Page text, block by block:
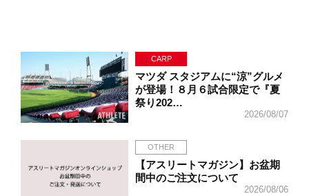
CARP
マツダ スタジアムに“涼”グルメ
が登場！８月６試合限定で『夏
祭り202…
2026/08/07
OTHER
【アスリートマガジン】お盆期
間中のご注文について
2026/08/06